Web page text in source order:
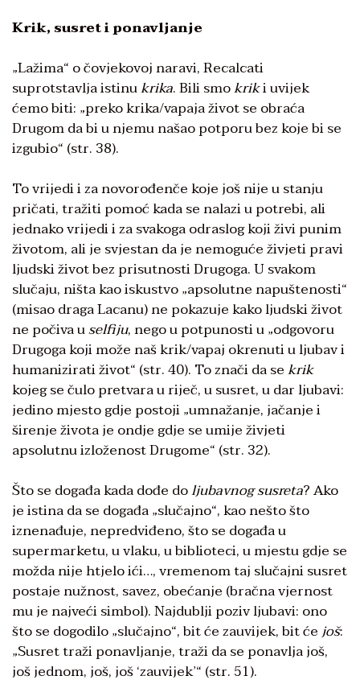
Krik, susret i ponavljanje
„Lažima“ o čovjekovoj naravi, Recalcati
suprotstavlja istinukrika. Bili smokriki uvijek
ćemo biti: „preko krika/vapaja život se obraća
Drugom da bi u njemu našao potporu bez koje bi se
izgubio“ (str. 38).
To vrijedi i za novorođenče koje još nije u stanju
pričati, tražiti pomoć kada se nalazi u potrebi, ali
jednako vrijedi i za svakoga odraslog koji živi punim
životom, ali je svjestan da je nemoguće živjeti pravi
ljudski život bez prisutnosti Drugoga. U svakom
slučaju, ništa kao iskustvo „apsolutne napuštenosti“
(misao draga Lacanu) ne pokazuje kako ljudski život
ne počiva uselfiju, nego u potpunosti u „odgovoru
Drugoga koji može naš krik/vapaj okrenuti u ljubav i
humanizirati život“ (str. 40). To znači da sekrik
kojeg se čulo pretvara u riječ, u susret, u dar ljubavi:
jedino mjesto gdje postoji „umnažanje, jačanje i
širenje života je ondje gdje se umije živjeti
apsolutnu izloženost Drugome“ (str. 32).
Što se događa kada dođe doljubavnog susreta? Ako
je istina da se događa „slučajno“, kao nešto što
iznenađuje, nepredviđeno, što se događa u
supermarketu, u vlaku, u biblioteci, u mjestu gdje se
možda nije htjelo ići…, vremenom taj slučajni susret
postaje nužnost, savez, obećanje (bračna vjernost
mu je najveći simbol). Najdublji poziv ljubavi: ono
što se dogodilo „slučajno“, bit će zauvijek, bit ćejoš:
„Susret traži ponavljanje, traži da se ponavlja još,
još jednom, još, još ‘zauvijek’“ (str. 51).